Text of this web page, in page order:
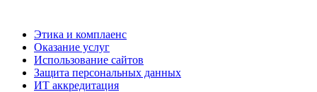
Этика и комплаенс
Оказание услуг
Использование сайтов
Защита персональных данных
ИТ аккредитация